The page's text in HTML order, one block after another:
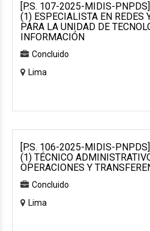
[P.S. 107-2025-MIDIS-
(1) ESPECIALISTA EN REDES
PARA LA UNIDAD DE
INFORMACIÓN
Concluido
Lima
[P.S. 106-2025-MIDIS-
(1) TÉCNICO
OPERACIONES Y
Concluido
Lima